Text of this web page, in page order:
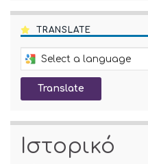
TRANSLATE
Select a language to
Translate
Ιστορικό